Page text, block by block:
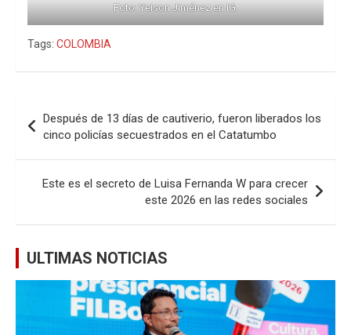
Foto: Yeison Jiménez en IG.
Tags: COLOMBIA
de
entradas
Después de 13 días de cautiverio, fueron liberados los
cinco policías secuestrados en el Catatumbo
Este es el secreto de Luisa Fernanda W para crecer
este 2026 en las redes sociales
ULTIMAS NOTICIAS